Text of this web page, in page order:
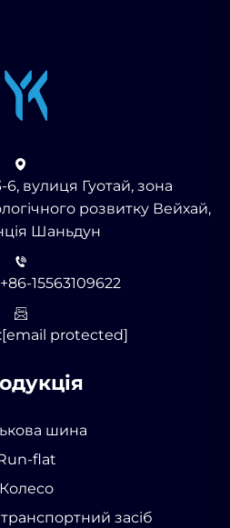
6, вулиця Гуотай, зона
розвитку Вейхай,
Шаньдун
+86-15563109622
[email protected]
шина
flat
Колесо
засіб